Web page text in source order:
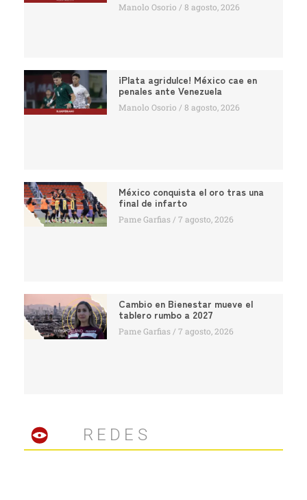
Manolo Osorio 8 agosto, 2026
¡Plata agridulce! México cae en
penales ante Venezuela
Manolo Osorio 8 agosto, 2026
México conquista el oro tras una
final de infarto
Pame Garfias 7 agosto, 2026
Cambio en Bienestar mueve el
tablero rumbo a 2027
Pame Garfias 7 agosto, 2026
REDES